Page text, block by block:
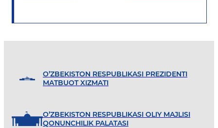
O’ZBEKISTON RESPUBLIKASI PREZIDENTI
MATBUOT XIZMATI
O’ZBEKISTON RESPUBLIKASI OLIY MAJLISI
QONUNCHILIK PALATASI